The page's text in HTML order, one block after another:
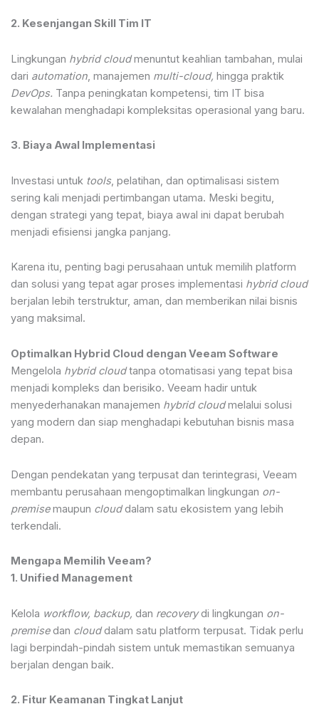
2. Kesenjangan Skill Tim IT
Lingkungan hybrid cloudmenuntut keahlian tambahan, mulai
dari automation, manajemen multi-cloud, hingga praktik
DevOps. Tanpa peningkatan kompetensi, tim IT bisa
kewalahan menghadapi kompleksitas operasional yang baru.
3. Biaya Awal Implementasi
Investasi untuk tools, pelatihan, dan optimalisasi sistem
sering kali menjadi pertimbangan utama. Meski begitu,
dengan strategi yang tepat, biaya awal ini dapat berubah
menjadi efisiensi jangka panjang.
Karena itu, penting bagi perusahaan untuk memilih platform
dan solusi yang tepat agar proses implementasi hybrid cloud
berjalan lebih terstruktur, aman, dan memberikan nilai bisnis
yang maksimal.
Optimalkan Hybrid Cloud dengan Veeam Software
Mengelola hybrid cloudtanpa otomatisasi yang tepat bisa
menjadi kompleks dan berisiko. Veeam hadir untuk
menyederhanakan manajemen hybrid cloudmelalui solusi
yang modern dan siap menghadapi kebutuhan bisnis masa
depan.
Dengan pendekatan yang terpusat dan terintegrasi, Veeam
membantu perusahaan mengoptimalkan lingkungan on-
premisemaupun clouddalam satu ekosistem yang lebih
terkendali.
Mengapa Memilih Veeam?
1. Unified Management
Kelola workflow, backup, dan recoverydi lingkungan on-
premisedan clouddalam satu platform terpusat. Tidak perlu
lagi berpindah-pindah sistem untuk memastikan semuanya
berjalan dengan baik.
2. Fitur Keamanan Tingkat Lanjut